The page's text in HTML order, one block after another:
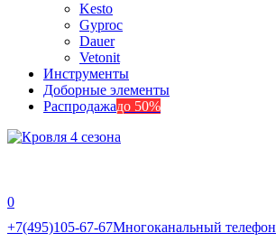
Kesto
Gyproc
Dauer
Vetonit
Инструменты
Доборные элементы
Распродажадо 50%
0
+7(495)105-67-67Многоканальный телефон